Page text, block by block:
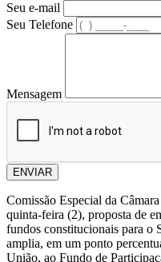
Seu e-mail
Seu Telefone
Mensagem
ENVIAR
Comissão Especial da
quinta-feira (2), proposta de
fundos constitucionais para o
amplia, em um ponto
União, ao Fundo de